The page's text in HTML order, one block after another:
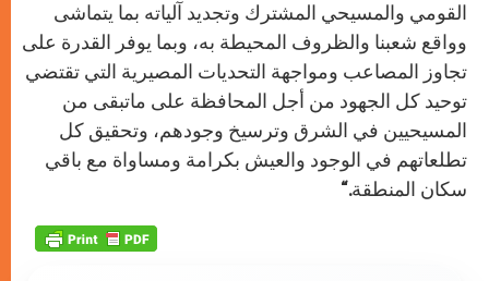
القومي والمسيحي المشترك وتجديد آلياته بما يتماشى
وواقع شعبنا والظروف المحيطة به، وبما يوفر القدرة على
تجاوز المصاعب ومواجهة التحديات المصيرية التي تقتضي
توحيد كل الجهود من أجل المحافظة على ماتبقى من
المسيحيين في الشرق وترسيخ وجودهم، وتحقيق كل
تطلعاتهم في الوجود والعيش بكرامة ومساواة مع باقي
سكان المنطقة“.